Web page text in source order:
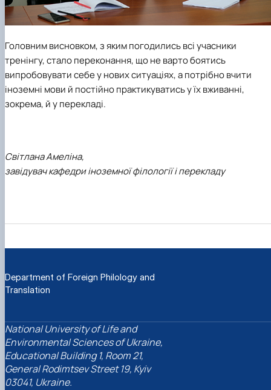
Головним висновком, з яким погодились всі учасники
тренінгу, стало переконання, що не варто боятись
випробовувати себе у нових ситуаціях, а потрібно вчити
іноземні мови й постійно практикуватись у їх вживанні,
зокрема, й у перекладі.
Світлана Амеліна,
завідувач кафедри іноземної філології і перекладу
Department of Foreign Philology and
Translation
National University of Life and
Environmental Sciences of Ukraine,
Educational Building 1, Room 21,
General Rodimtsev Street 19, Kyiv
03041, Ukraine.